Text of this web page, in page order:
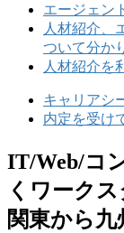
エージェン
人材紹介、
ついて分か
人材紹介を
キャリアシ
内定を受け
IT/Web/コ
くワーク
関東から